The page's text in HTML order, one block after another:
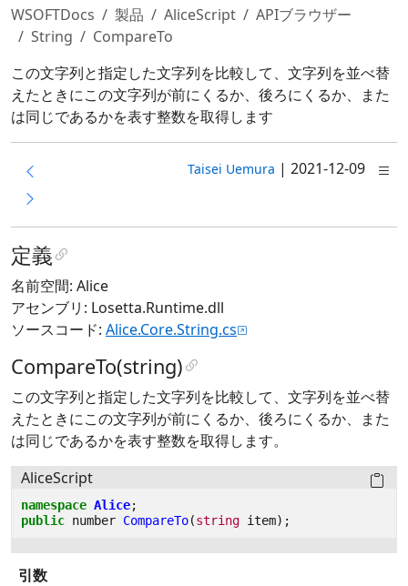
WSOFTDocs 製品 AliceScript
APIブラウザー
String
CompareTo
この文字列と指定した文字列を比較して、文字列を並べ替
えたときにこの文字列が前にくるか、後ろにくるか、また
は同じであるかを表す整数を取得します
Taisei Uemura | 2021-12-09
定義
名前空間: Alice
アセンブリ: Losetta.Runtime.dll
ソースコード: Alice.Core.String.cs
CompareTo(string)
この文字列と指定した文字列を比較して、文字列を並べ替
えたときにこの文字列が前にくるか、後ろにくるか、また
は同じであるかを表す整数を取得します。
AliceScript
namespace Alice;
public number CompareTo(string item);
引数